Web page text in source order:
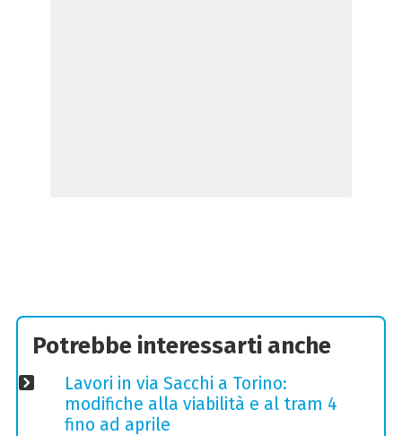
Potrebbe interessarti anche
Lavori in via Sacchi a Torino:
modifiche alla viabilità e al tram 4
fino ad aprile